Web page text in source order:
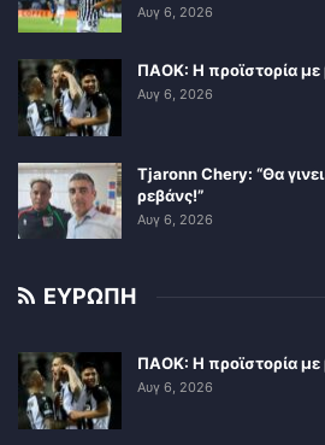
Αυγ 6, 2026
ΠΑΟΚ: Η προϊστορία με
Αυγ 6, 2026
Tjaronn Chery: “Θα
ρεβάνς!”
Αυγ 6, 2026
ΕΥΡΩΠΗ
ΠΑΟΚ: Η προϊστορία με
Αυγ 6, 2026